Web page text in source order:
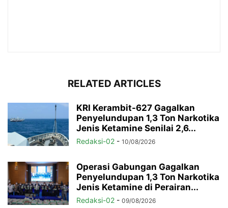
RELATED ARTICLES
KRI Kerambit-627 Gagalkan
Penyelundupan 1,3 Ton Narkotika
Jenis Ketamine Senilai 2,6...
Redaksi-02 - 10/08/2026
Operasi Gabungan Gagalkan
Penyelundupan 1,3 Ton Narkotika
Jenis Ketamine di Perairan...
Redaksi-02 - 09/08/2026